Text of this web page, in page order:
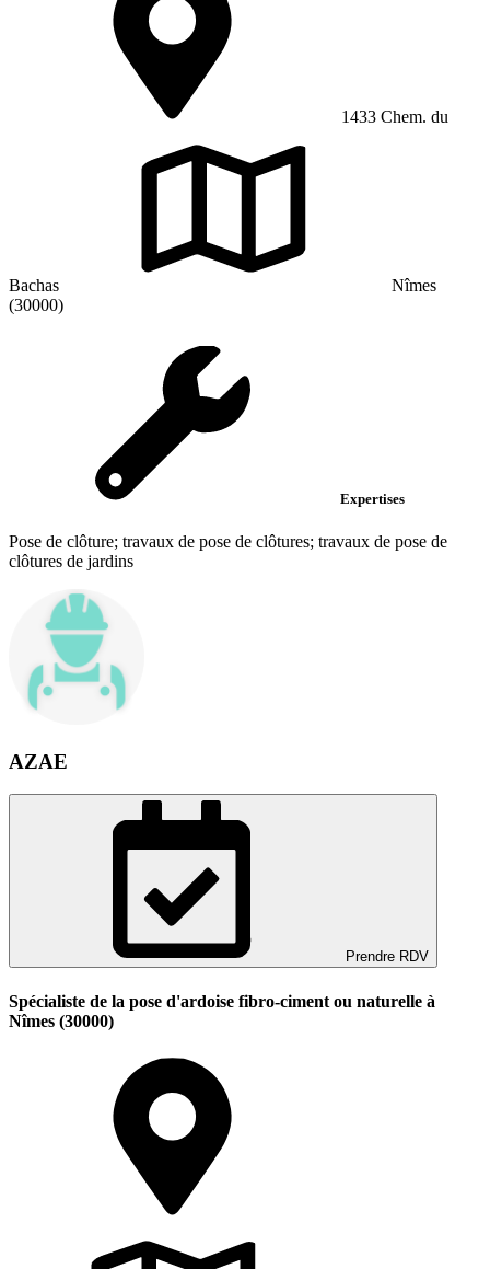
1433 Chem. du
Bachas
Nîmes
(30000)
Expertises
Pose de clôture; travaux de pose de clôtures; travaux de pose de
clôtures de jardins
AZAE
Prendre RDV
Spécialiste de la pose d'ardoise fibro-ciment ou naturelle à
Nîmes (30000)